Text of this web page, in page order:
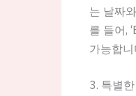
는 날짜
를 들어,
가능합니
3. 특별